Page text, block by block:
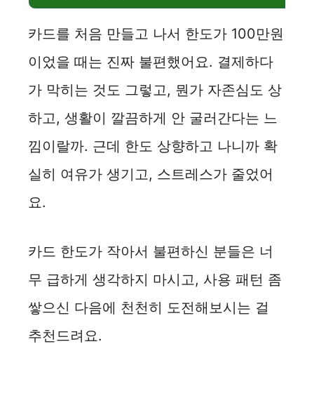
카드를 처음 만들고 나서 한도가 100만원
이었을 때는 진짜 불편했어요. 결제하다
가 막히는 것도 그렇고, 뭔가 자존심도 상
하고, 생활이 깔끔하게 안 굴러간다는 느
낌이랄까. 근데 한도 상향하고 나니까 확
실히 여유가 생기고, 스트레스가 줄었어
요.
카드 한도가 작아서 불편하신 분들은 너
무 급하게 생각하지 마시고, 사용 패턴 좀
쌓으신 다음에 천천히 도전해보시는 걸
추천드려요.